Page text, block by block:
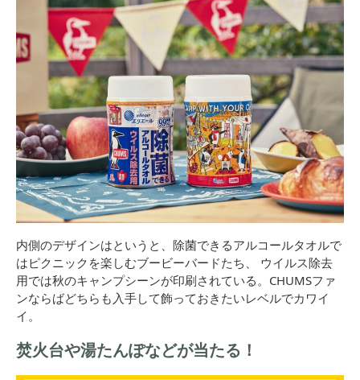
内側のデザインはというと、 除菌できるアルコールタオルで
はピクニックを楽しむブービーバードたち、 ウイルス除去
用では秋のキャンプシーンが印刷されている。CHUMSファ
ンならばどちらも入手して飾っておきたいレベルでカワイ
イ。
焚火台や湯たんぽなどが当たる！